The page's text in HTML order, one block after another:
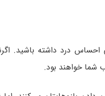
احساس درد داشته باشید.
شما خواهند بود.